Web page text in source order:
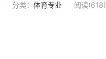
分类： 体育专业 阅读(618)